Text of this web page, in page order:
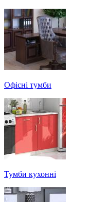
Офісні тумби
Тумби кухонні